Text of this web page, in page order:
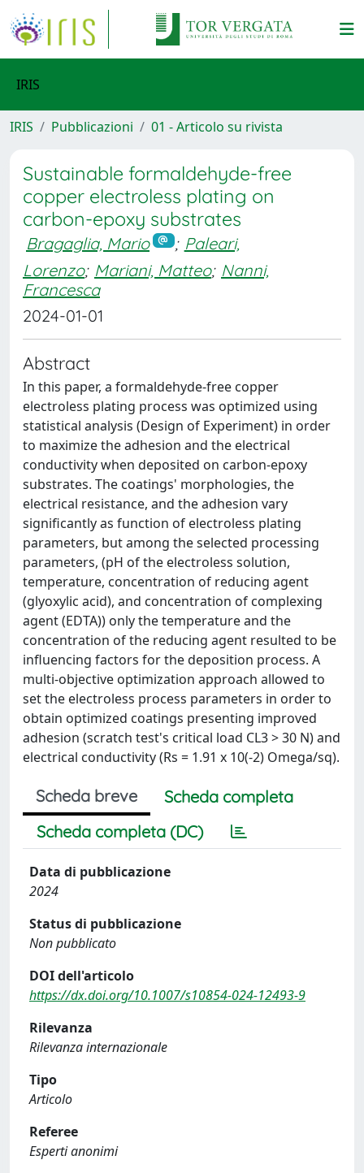
IRIS
IRIS Pubblicazioni 01 - Articolo su rivista
Sustainable formaldehyde-free
copper electroless plating on
carbon-epoxy substrates
Bragaglia, Mario ; Paleari,
Lorenzo; Mariani, Matteo; Nanni,
Francesca
2024-01-01
Abstract
In this paper, a formaldehyde-free copper
electroless plating process was optimized using
statistical analysis (Design of Experiment) in order
to maximize the adhesion and the electrical
conductivity when deposited on carbon-epoxy
substrates. The coatings' morphologies, the
electrical resistance, and the adhesion vary
significantly as function of electroless plating
parameters, but among the selected processing
parameters, (pH of the electroless solution,
temperature, concentration of reducing agent
(glyoxylic acid), and concentration of complexing
agent (EDTA)) only the temperature and the
concentration of the reducing agent resulted to be
influencing factors for the deposition process. A
multi-objective optimization approach allowed to
set the electroless process parameters in order to
obtain optimized coatings presenting improved
adhesion (scratch test's critical load CL3 > 30 N) and
electrical conductivity (Rs = 1.91 x 10(-2) Omega/sq).
Scheda breve
Scheda completa
Scheda completa (DC)
Data di pubblicazione
2024
Status di pubblicazione
Non pubblicato
DOI dell'articolo
https://dx.doi.org/10.1007/s10854-024-12493-9
Rilevanza
Rilevanza internazionale
Tipo
Articolo
Referee
Esperti anonimi